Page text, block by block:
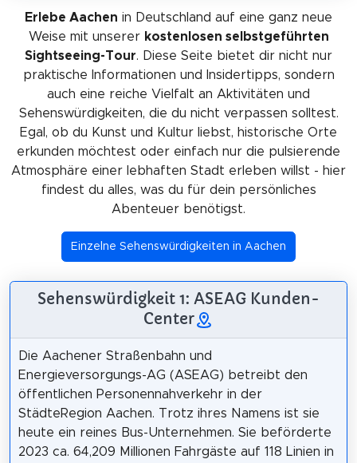
Erlebe Aachen in Deutschland auf eine ganz neue
Weise mit unserer kostenlosen selbstgeführten
Sightseeing-Tour. Diese Seite bietet dir nicht nur
praktische Informationen und Insidertipps, sondern
auch eine reiche Vielfalt an Aktivitäten und
Sehenswürdigkeiten, die du nicht verpassen solltest.
Egal, ob du Kunst und Kultur liebst, historische Orte
erkunden möchtest oder einfach nur die pulsierende
Atmosphäre einer lebhaften Stadt erleben willst - hier
findest du alles, was du für dein persönliches
Abenteuer benötigst.
Einzelne Sehenswürdigkeiten in Aachen
Sehenswürdigkeit 1: ASEAG Kunden-
Center
Die Aachener Straßenbahn und
Energieversorgungs-AG (ASEAG) betreibt den
öffentlichen Personennahverkehr in der
StädteRegion Aachen. Trotz ihres Namens ist sie
heute ein reines Bus-Unternehmen. Sie beförderte
2023 ca. 64,209 Millionen Fahrgäste auf 118 Linien in